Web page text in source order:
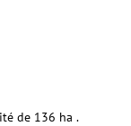
de 136 ha .